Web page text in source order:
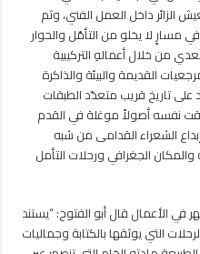
الزائر داخل العمل الفني، وثم
مسارٍ لا يخلو من التأمّل والحوار
من خلال أعمالهِ التركيبية
القديمة والبيئة والذاكرة
على تاريخ قريب متعدّد الطبقات
نفسه أصولاً موغلة في القدم
الشعراء القدامى من شبه
والمكان الجغرافي ورحلات التأمل
في الأعمال قال أبو الفتوح: “يستند
التي يوثقها بالكتابة وجماليات